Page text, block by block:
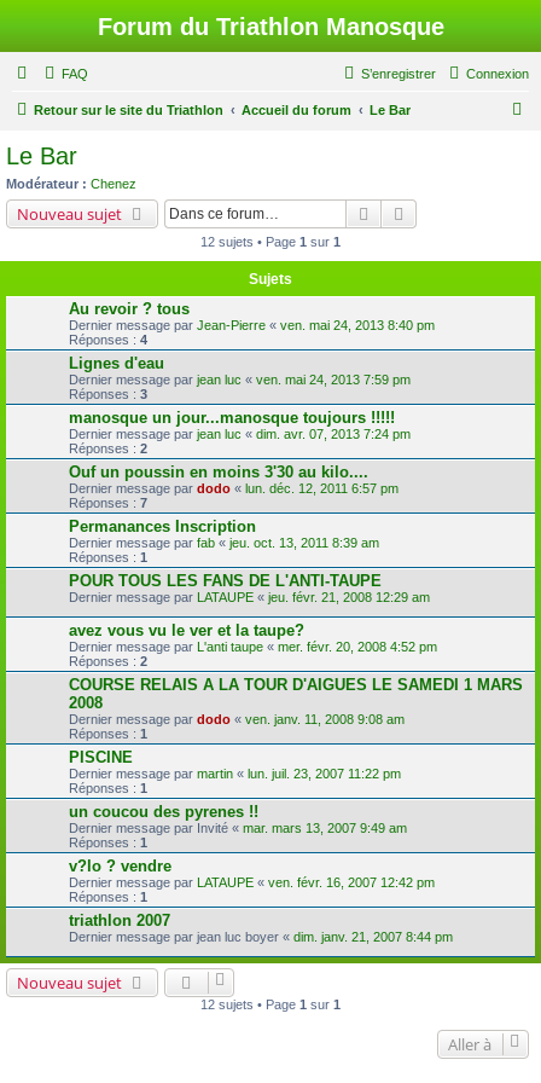
Forum du Triathlon Manosque
FAQ Connexion
S’enregistrer
Retour sur le site du Triathlon Accueil du forum Le Bar
Le Bar
Modérateur : Chenez
Nouveau sujet Rechercher
12 sujets • Page 1 sur 1
Sujets
Au revoir ? tous
Dernier message par Jean-Pierre « ven. mai 24, 2013 8:40 pm
Réponses : 4
Lignes d'eau
Dernier message par jean luc « ven. mai 24, 2013 7:59 pm
Réponses : 3
manosque un jour...manosque toujours !!!!!
Dernier message par jean luc « dim. avr. 07, 2013 7:24 pm
Réponses : 2
Ouf un poussin en moins 3'30 au kilo....
Dernier message par dodo « lun. déc. 12, 2011 6:57 pm
Réponses : 7
Permanances Inscription
Dernier message par fab « jeu. oct. 13, 2011 8:39 am
Réponses : 1
POUR TOUS LES FANS DE L'ANTI-TAUPE
Dernier message par LATAUPE « jeu. févr. 21, 2008 12:29 am
avez vous vu le ver et la taupe?
Dernier message par L'anti taupe « mer. févr. 20, 2008 4:52 pm
Réponses : 2
COURSE RELAIS A LA TOUR D'AIGUES LE SAMEDI 1 MARS
2008
Dernier message par dodo « ven. janv. 11, 2008 9:08 am
Réponses : 1
PISCINE
Dernier message par martin « lun. juil. 23, 2007 11:22 pm
Réponses : 1
un coucou des pyrenes !!
Dernier message par Invité « mar. mars 13, 2007 9:49 am
Réponses : 1
v?lo ? vendre
Dernier message par LATAUPE « ven. févr. 16, 2007 12:42 pm
Réponses : 1
triathlon 2007
Dernier message par jean luc boyer « dim. janv. 21, 2007 8:44 pm
Nouveau sujet
12 sujets • Page 1 sur 1
Aller à